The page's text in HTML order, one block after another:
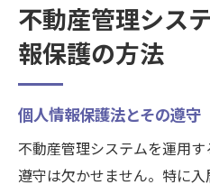
不動産管理シス
報保護の方法
個人情報保護法とその遵守
不動産管理システムを運用
遵守は欠かせません。特に